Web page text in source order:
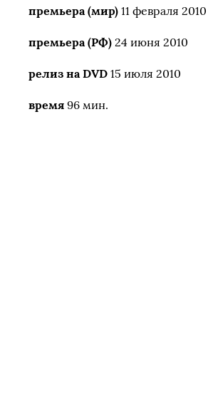
премьера (мир) 11 февраля 2010
премьера (РФ) 24 июня 2010
релиз на DVD 15 июля 2010
время 96 мин.